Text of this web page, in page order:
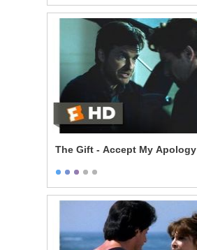
The Gift - Accept My Apology